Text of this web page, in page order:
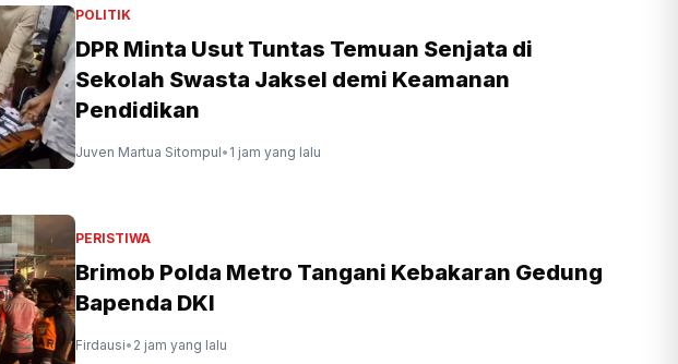
POLITIK
DPR Minta Usut Tuntas Temuan Senjata di
Sekolah Swasta Jaksel demi Keamanan
Pendidikan
Juven Martua Sitompul• 1 jam yang lalu
PERISTIWA
Brimob Polda Metro Tangani Kebakaran Gedung
Bapenda DKI
Firdausi• 2 jam yang lalu